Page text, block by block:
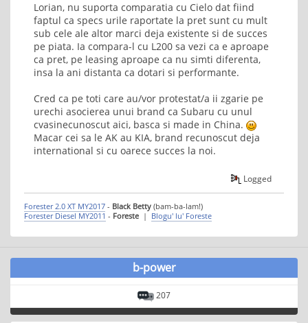
Lorian, nu suporta comparatia cu Cielo dat fiind
faptul ca specs urile raportate la pret sunt cu mult
sub cele ale altor marci deja existente si de succes
pe piata. Ia compara-l cu L200 sa vezi ca e aproape
ca pret, pe leasing aproape ca nu simti diferenta,
insa la ani distanta ca dotari si performante.
Cred ca pe toti care au/vor protestat/a ii zgarie pe
urechi asocierea unui brand ca Subaru cu unul
cvasinecunoscut aici, basca si made in China.
Macar cei sa le AK au KIA, brand recunoscut deja
international si cu oarece succes la noi.
Logged
Forester 2.0 XT MY2017 - Black Betty (bam-ba-lam!)
Forester Diesel MY2011 - Foreste | Blogu' lu' Foreste
b-power
207